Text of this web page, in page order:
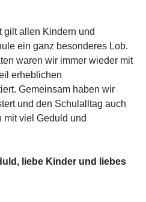
gilt allen Kindern und
ein ganz besonderes Lob.
waren wir immer wieder mit
erheblichen
Gemeinsam haben wir
und den Schulalltag auch
mit viel Geduld und
liebe Kinder und liebes